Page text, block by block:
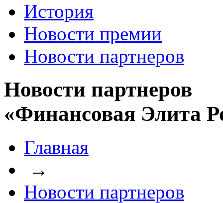
История
Новости премии
Новости партнеров
Новости партнеров
«Финансовая Элита
Главная
→
Новости партнеров